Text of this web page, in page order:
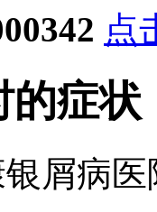
点
的症状
屑病医